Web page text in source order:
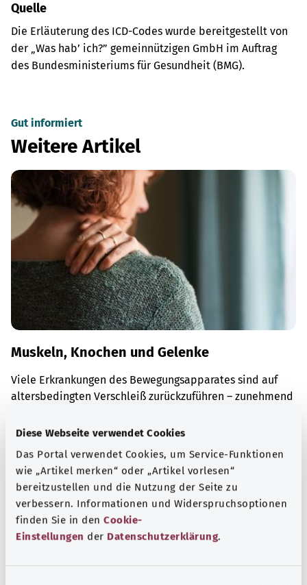
Diese Webseite verwendet Cookies
Das Portal verwendet Cookies, um Service-Funktionen
wie „Artikel merken“ oder „Artikel vorlesen“
bereitzustellen und die Nutzung der Seite zu
verbessern. Informationen und Widerspruchsoptionen
finden Sie in den Cookie-
Einstellungen der Datenschutzerklärung.
Quelle
Die Erläuterung des ICD-Codes wurde bereitgestellt von
der „Was hab’ ich?” gemeinnützigen GmbH im Auftrag
des Bundesministeriums für Gesundheit (BMG).
Gut informiert
Weitere Artikel
Muskeln, Knochen und Gelenke
Viele Erkrankungen des Bewegungsapparates sind auf
altersbedingten Verschleiß zurückzuführen – zunehmend
Mehr erfahren